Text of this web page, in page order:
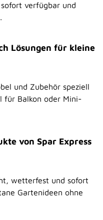
verfügbar und
Lösungen für kleine
und Zubehör speziell
für Balkon oder Mini-
von Spar Express
wetterfest und sofort
Gartenideen ohne